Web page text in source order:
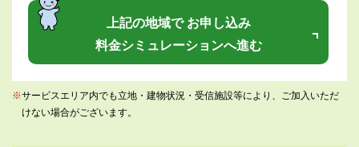
上記の地域で お申し込み
料金シミュレーションへ進む
※サービスエリア内でも立地・建物状況・受信施設等により、ご加入いただ
けない場合がございます。